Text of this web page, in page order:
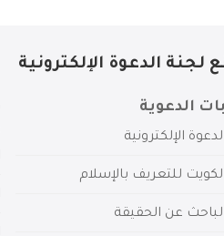
لجنة الدعوة الإلكترونية
الدعوية
الإلكترونية
للتعريف بالإسلام
عن الحقيقة